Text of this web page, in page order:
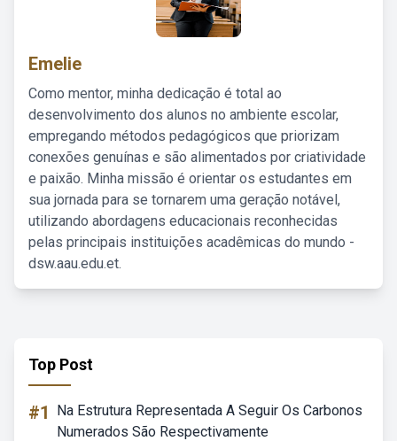
Emelie
Como mentor, minha dedicação é total ao
desenvolvimento dos alunos no ambiente escolar,
empregando métodos pedagógicos que priorizam
conexões genuínas e são alimentados por criatividade
e paixão. Minha missão é orientar os estudantes em
sua jornada para se tornarem uma geração notável,
utilizando abordagens educacionais reconhecidas
pelas principais instituições acadêmicas do mundo -
dsw.aau.edu.et.
Top Post
#1
Na Estrutura Representada A Seguir Os Carbonos
Numerados São Respectivamente